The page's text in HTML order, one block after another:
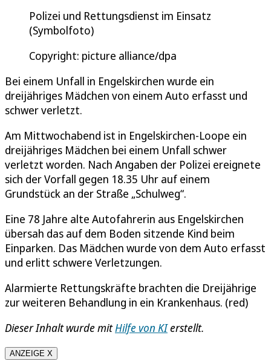
Polizei und Rettungsdienst im Einsatz
(Symbolfoto)
Copyright: picture alliance/dpa
Bei einem Unfall in Engelskirchen wurde ein
dreijähriges Mädchen von einem Auto erfasst und
schwer verletzt.
Am Mittwochabend ist in Engelskirchen-Loope ein
dreijähriges Mädchen bei einem Unfall schwer
verletzt worden. Nach Angaben der Polizei ereignete
sich der Vorfall gegen 18.35 Uhr auf einem
Grundstück an der Straße „Schulweg“.
Eine 78 Jahre alte Autofahrerin aus Engelskirchen
übersah das auf dem Boden sitzende Kind beim
Einparken. Das Mädchen wurde von dem Auto erfasst
und erlitt schwere Verletzungen.
Alarmierte Rettungskräfte brachten die Dreijährige
zur weiteren Behandlung in ein Krankenhaus. (red)
Dieser Inhalt wurde mitHilfe von KIerstellt.
ANZEIGE X